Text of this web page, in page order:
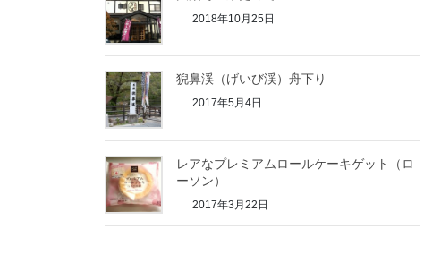
2018年10月25日
猊鼻渓（げいび渓）舟下り
2017年5月4日
レアなプレミアムロールケーキゲット（ロ
ーソン）
2017年3月22日